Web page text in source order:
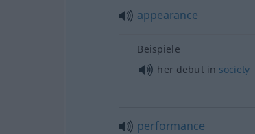
appearance
Beispiele
her debut in society
performance